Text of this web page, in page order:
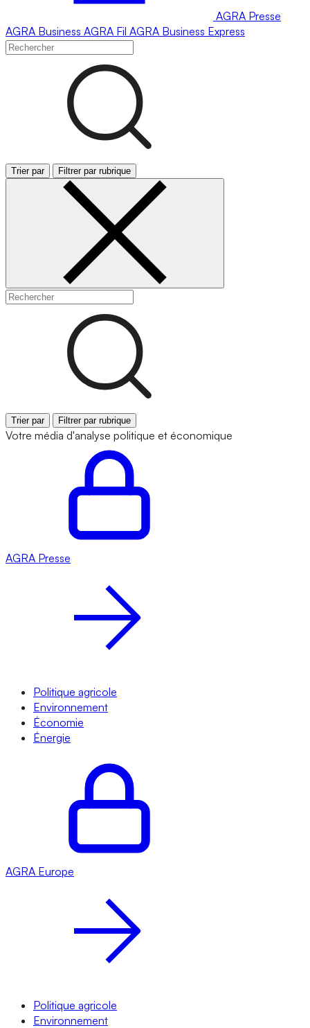
AGRA Presse
AGRA Business AGRA Fil AGRA Business Express
Trier par Filtrer par rubrique
Trier par Filtrer par rubrique
Votre média d'analyse politique et économique
AGRA Presse
Politique agricole
Environnement
Économie
Énergie
AGRA Europe
Politique agricole
Environnement